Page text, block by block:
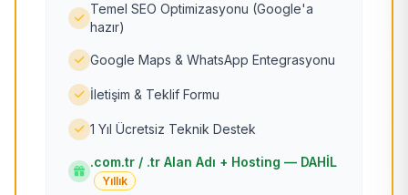
Temel SEO Optimizasyonu (Google'a
hazır)
Google Maps & WhatsApp Entegrasyonu
İletişim & Teklif Formu
1 Yıl Ücretsiz Teknik Destek
.com.tr / .tr Alan Adı + Hosting — DAHİL
Yıllık